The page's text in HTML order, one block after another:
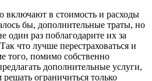
включают в стоимость и расходы
бы, дополнительные траты, но
один раз поблагодарите их за
что лучше перестраховаться и
того, помимо собственно
дополнительные услуги,
ограничиться только